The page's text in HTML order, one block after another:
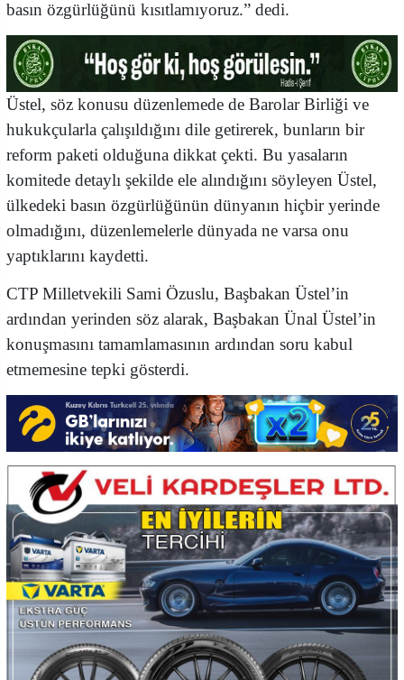
basın özgürlüğünü kısıtlamıyoruz.” dedi.
Üstel, söz konusu düzenlemede de Barolar Birliği ve
hukukçularla çalışıldığını dile getirerek, bunların bir
reform paketi olduğuna dikkat çekti. Bu yasaların
komitede detaylı şekilde ele alındığını söyleyen Üstel,
ülkedeki basın özgürlüğünün dünyanın hiçbir yerinde
olmadığını, düzenlemelerle dünyada ne varsa onu
yaptıklarını kaydetti.
CTP Milletvekili Sami Özuslu, Başbakan Üstel’in
ardından yerinden söz alarak, Başbakan Ünal Üstel’in
konuşmasını tamamlamasının ardından soru kabul
etmemesine tepki gösterdi.